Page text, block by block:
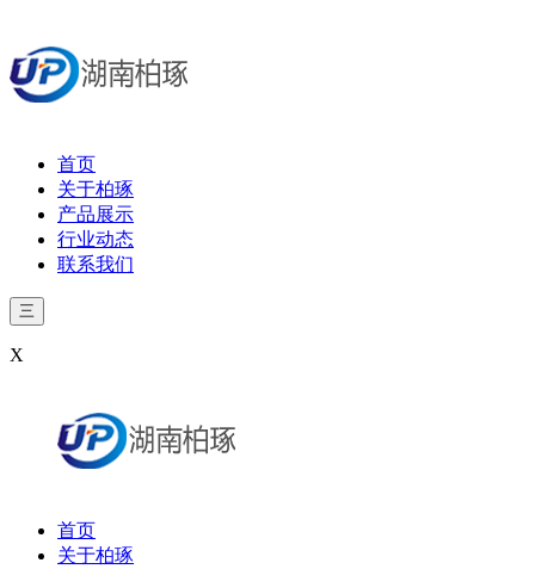
首页
关于柏琢
产品展示
行业动态
联系我们
三
X
首页
关于柏琢